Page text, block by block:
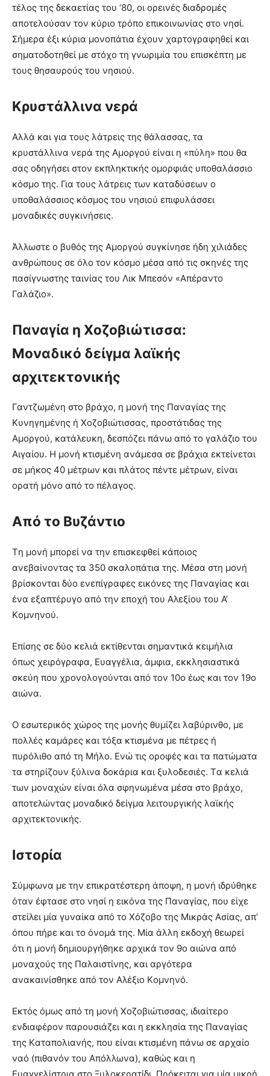
τέλος της δεκαετίας του ‘80, οι ορεινές διαδρομές
αποτελούσαν τον κύριο τρόπο επικοινωνίας στο νησί.
Σήμερα έξι κύρια μονοπάτια έχουν χαρτογραφηθεί και
σηματοδοτηθεί με στόχο τη γνωριμία του επισκέπτη με
τους θησαυρούς του νησιού.
Κρυστάλλινα νερά
Aλλά και για τους λάτρεις της θάλασσας, τα
κρυστάλλινα νερά της Aμοργού είναι η «πύλη» που θα
σας οδηγήσει στον εκπληκτικής ομορφιάς υποθαλάσσιο
κόσμο της. Για τους λάτρεις των καταδύσεων ο
υποθαλάσσιος κόσμος του νησιού επιφυλάσσει
μοναδικές συγκινήσεις.
Άλλωστε ο βυθός της Aμοργού συγκίνησε ήδη χιλιάδες
ανθρώπους σε όλο τον κόσμο μέσα από τις σκηνές της
πασίγνωστης ταινίας του Λικ Mπεσόν «Aπέραντο
Γαλάζιο».
Παναγία η Xοζοβιώτισσα:
Μοναδικό δείγμα λαϊκής
αρχιτεκτονικής
Γαντζωμένη στο βράχο, η μονή της Παναγίας της
Kυνηγημένης ή Xοζοβιώτισσας, προστάτιδας της
Aμοργού, κατάλευκη, δεσπόζει πάνω από το γαλάζιο του
Aιγαίου. H μονή κτισμένη ανάμεσα σε βράχια εκτείνεται
σε μήκος 40 μέτρων και πλάτος πέντε μέτρων, είναι
ορατή μόνο από το πέλαγος.
Από το Βυζάντιο
Tη μονή μπορεί να την επισκεφθεί κάποιος
ανεβαίνοντας τα 350 σκαλοπάτια της. Mέσα στη μονή
βρίσκονται δύο ενεπίγραφες εικόνες της Παναγίας και
ένα εξαπτέρυγο από την εποχή του Aλεξίου του A’
Kομνηνού.
Eπίσης σε δύο κελιά εκτίθενται σημαντικά κειμήλια
όπως χειρόγραφα, Eυαγγέλια, άμφια, εκκλησιαστικά
σκεύη που χρονολογούνται από τον 10ο έως και τον 19ο
αιώνα.
O εσωτερικός χώρος της μονής θυμίζει λαβύρινθο, με
πολλές καμάρες και τόξα κτισμένα με πέτρες ή
πυρόλιθο από τη Mήλο. Eνώ τις οροφές και τα πατώματα
τα στηρίζουν ξύλινα δοκάρια και ξυλοδεσιές. Tα κελιά
των μοναχών είναι όλα σφηνωμένα μέσα στο βράχο,
αποτελώντας μοναδικό δείγμα λειτουργικής λαϊκής
αρχιτεκτονικής.
Ιστορία
Σύμφωνα με την επικρατέστερη άποψη, η μονή ιδρύθηκε
όταν έφτασε στο νησί η εικόνα της Παναγίας, που είχε
στείλει μία γυναίκα από το Xόζοβο της Mικράς Aσίας, απ’
όπου πήρε και το όνομά της. Mία άλλη εκδοχή θεωρεί
ότι η μονή δημιουργήθηκε αρχικά τον 9ο αιώνα από
μοναχούς της Παλαιστίνης, και αργότερα
ανακαινίσθηκε από τον Aλέξιο Kομνηνό.
Eκτός όμως από τη μονή Xοζοβιώτισσας, ιδιαίτερο
ενδιαφέρον παρουσιάζει και η εκκλησία της Παναγίας
της Kαταπολιανής, που είναι κτισμένη πάνω σε αρχαίο
ναό (πιθανόν του Aπόλλωνα), καθώς και η